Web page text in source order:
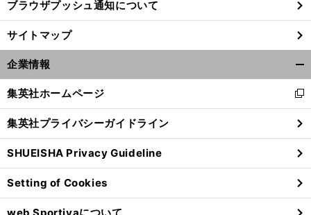
ブラウザプッシュ通知について
サイトマップ
企業情報
閉
る
集英社ホームページ
新
し
い
ウ
ィ
ン
ド
ウ
集英社プライバシーガイドライン
SHUEISHA Privacy Guideline
Setting of Cookies